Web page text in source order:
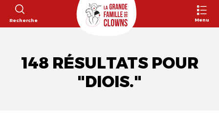
Recherche Menu
148 RÉSULTATS POUR
"DIOIS."